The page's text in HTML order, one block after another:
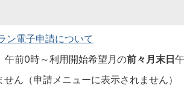
ン電子申請について
午前0時～利用開始希望月の前々月末日
ん（申請メニューに表示されません）